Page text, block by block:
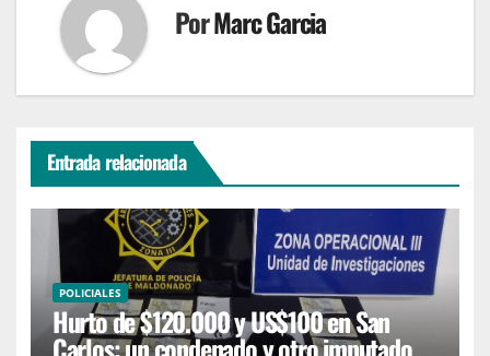
PorMarc Garcia
Entrada relacionada
POLICIALES
Hurto de $120.000 y US$100 en San